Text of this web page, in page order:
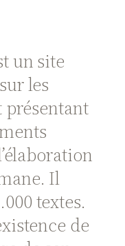
un site
les
présentant
Il
textes.
de